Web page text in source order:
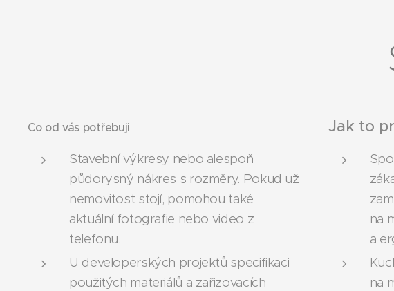
Co od vás potřebuji
Stavební výkresy nebo alespoň
půdorysný nákres s rozměry. Pokud už
nemovitost stojí, pomohou také
aktuální fotografie nebo video z
telefonu.
U developerských projektů specifikaci
použitých materiálů a zařizovacích
Jak to
na
a
na